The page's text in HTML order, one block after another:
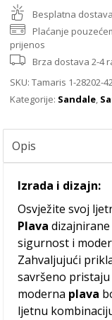
Besplatna
Plaćanje
prijenos
Brza dostava 2-4
SKU:Tamaris 1-28202-
Kategorije: Sandale,
Izrada i dizajn:
Osvježite svoj
Plava
sigurnost i
Zahvaljujući
savršeno
moderna plava
ljetnu